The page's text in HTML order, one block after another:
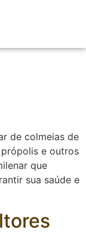
de colmeias de
e outros
que
sua saúde e